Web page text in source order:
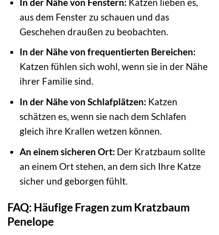
aus dem Fenster zu schauen und das
Geschehen draußen zu beobachten.
In der Nähe von frequentierten Bereichen:
Katzen fühlen sich wohl, wenn sie in der Nähe
ihrer Familie sind.
In der Nähe von Schlafplätzen: Katzen
schätzen es, wenn sie nach dem Schlafen
gleich ihre Krallen wetzen können.
An einem sicheren Ort: Der Kratzbaum sollte
an einem Ort stehen, an dem sich Ihre Katze
sicher und geborgen fühlt.
FAQ: Häufige Fragen zum Kratzbaum
Penelope